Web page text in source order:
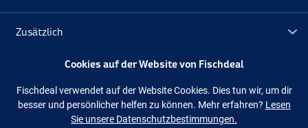
Zusätzlich
Lagerräumung
Facebook
Cookies auf der Website von Fischdeal
Fischdeal verwendet auf der Website Cookies. Dies tun wir, um dir
besser und persönlicher helfen zu können. Mehr erfahren? Lesen
Sie unsere Datenschutzbestimmungen.